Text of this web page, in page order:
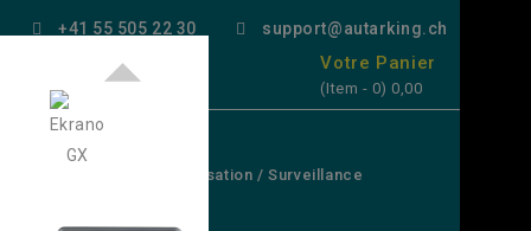
+41 55 505 22 30 support@autarking.ch
Votre Panier
(Item - 0) 0,00
Batteries
Utilisation / Surveillance
Cuisine
